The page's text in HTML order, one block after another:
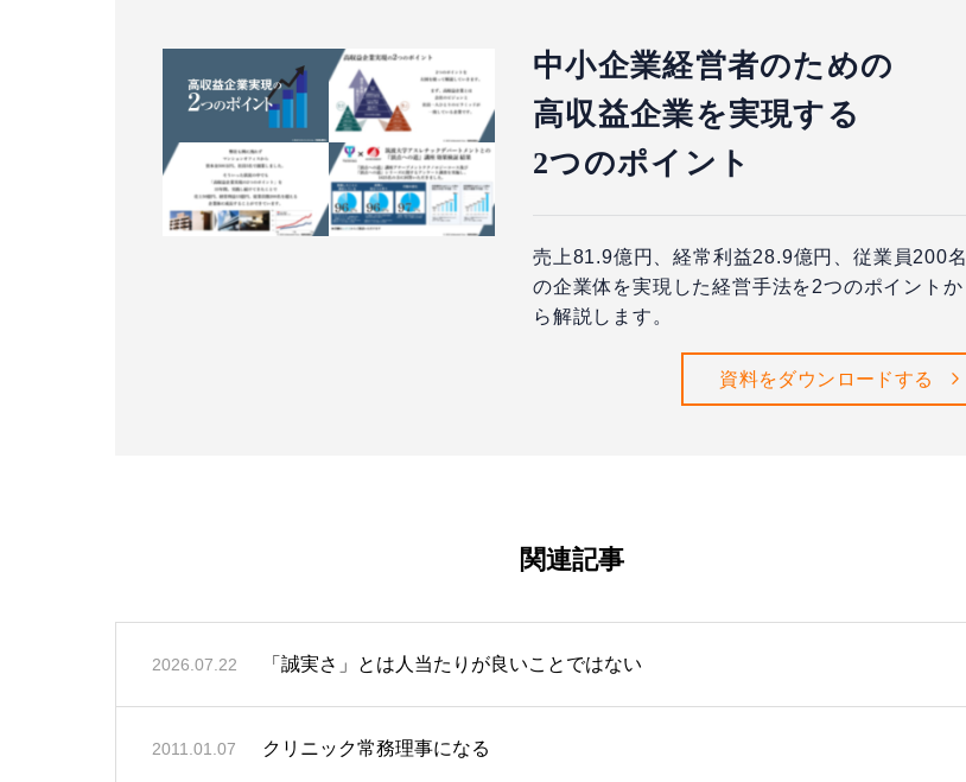
中小企業経営者のための
高収益企業を実現する
2つのポイント
売上81.9億円、経常利益28.9億円、従業員200名
の企業体を実現した経営手法を2つのポイントか
ら解説します。
資料をダウンロードする
関連記事
2026.07.22 「誠実さ」とは人当たりが良いことではない
2011.01.07 クリニック常務理事になる